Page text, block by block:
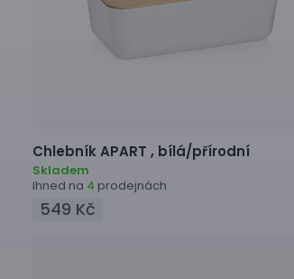
ChlebníkAPART , bílá/přírodní
Skladem
Ihned na 4 prodejnách
549 Kč